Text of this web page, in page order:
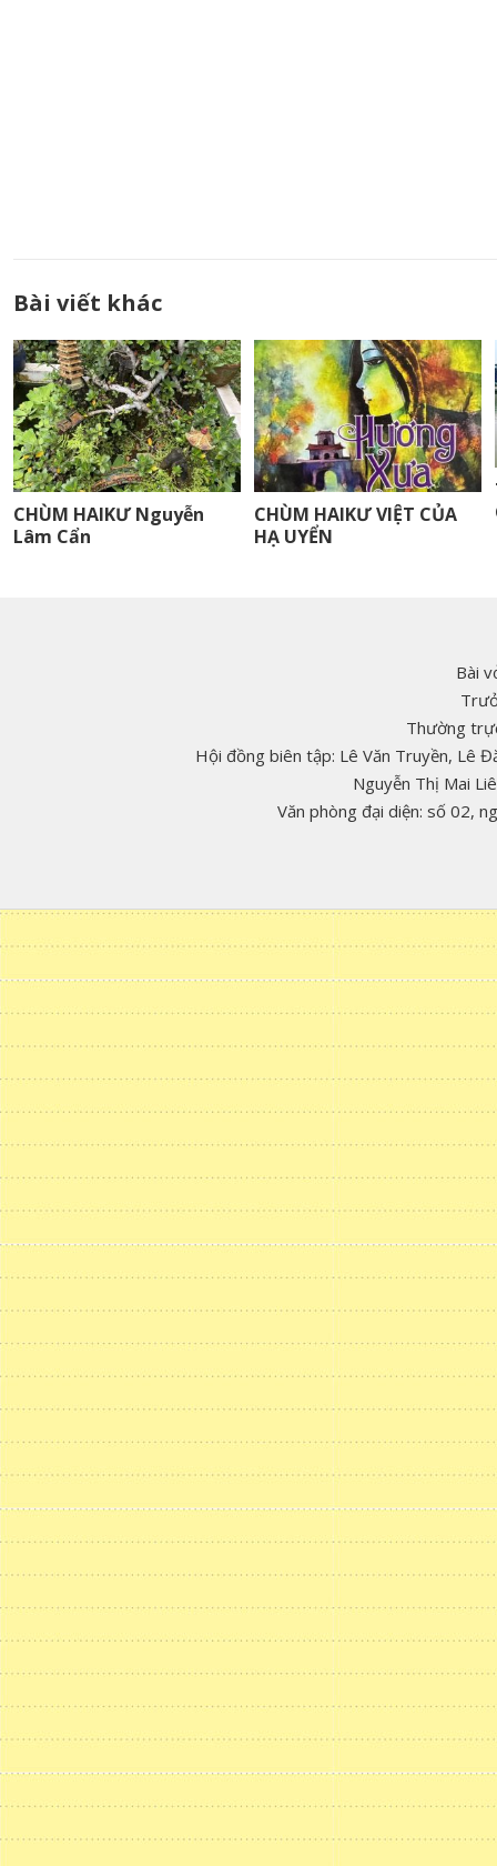
Bài viết khác
CHÙM HAIKƯ Nguyễn
Lâm Cẩn
CHÙM HAIKƯ VIỆT CỦA
HẠ UYỂN
Bài
Thường
Hội đồng biên tập: Lê Văn Truyền, Lê
Nguyễn Thị Mai
Văn phòng đại diện: số 02,